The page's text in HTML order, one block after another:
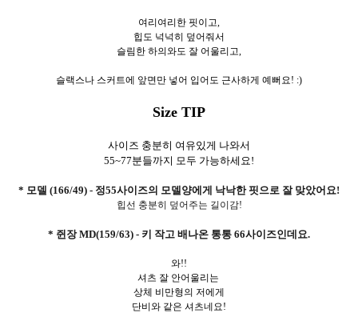
여리여리한 핏이고,
힙도 넉넉히 덮어줘서
슬림한 하의와도 잘 어울리고,
슬랙스나 스커트에 앞면만 넣어 입어도 근사하게 예뻐요! :)
Size TIP
사이즈 충분히 여유있게 나와서
55~77분들까지 모두 가능하세요!
* 모델 (166/49) - 정55사이즈의 모델양에게 낙낙한 핏으로 잘 맞았어요!
힙선 충분히 덮어주는 길이감!
* 쥔장 MD(159/63) - 키 작고 배나온 통통 66사이즈인데요.
와!!
셔츠 잘 안어울리는
상체 비만형의 저에게
단비와 같은 셔츠네요!